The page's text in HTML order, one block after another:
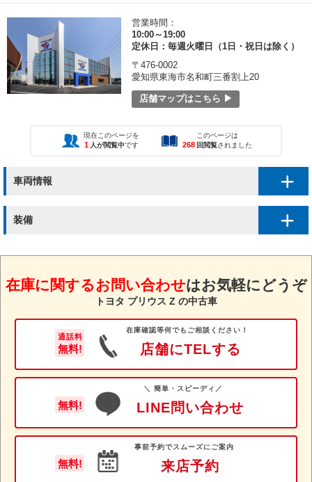
営業時間：
10:00～19:00
定休日：毎週火曜日（1日・祝日は除く）
〒476-0002
愛知県東海市名和町三番割上20
店舗マップはこちら ▶
現在このページを
1 人が閲覧中です
このページは
268 回閲覧されました
車両情報
装備
在庫に関するお問い合わせはお気軽にどうぞ
トヨタ プリウス Z の中古車
通話料
無料!
在庫確認等何でもご相談ください！
店舗にTELする
無料!
＼ 簡単・スピーディ／
LINE問い合わせ
無料!
事前予約でスムーズにご案内
来店予約